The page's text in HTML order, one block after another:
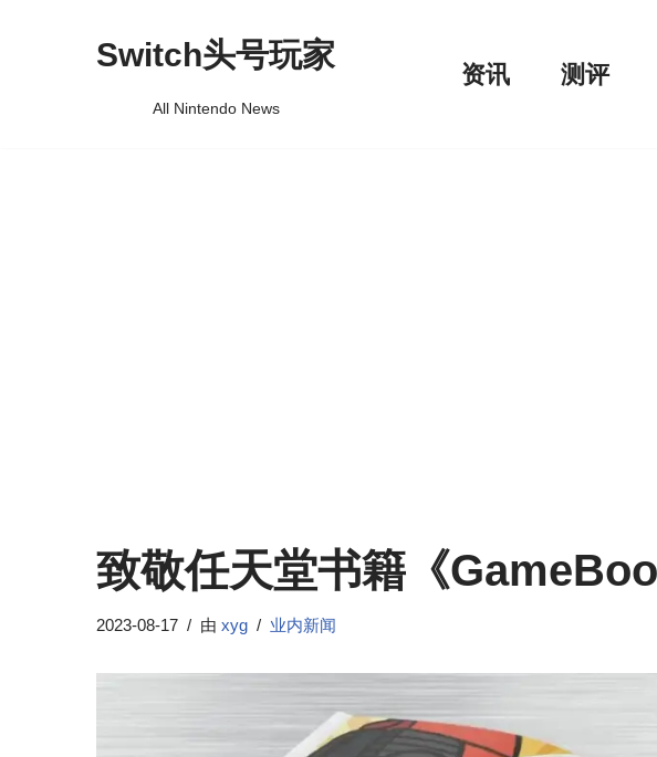
Switch头号玩家
All Nintendo News
资讯 测评
致敬任天堂书籍《
2023-08-17 由 xyg 业内新闻